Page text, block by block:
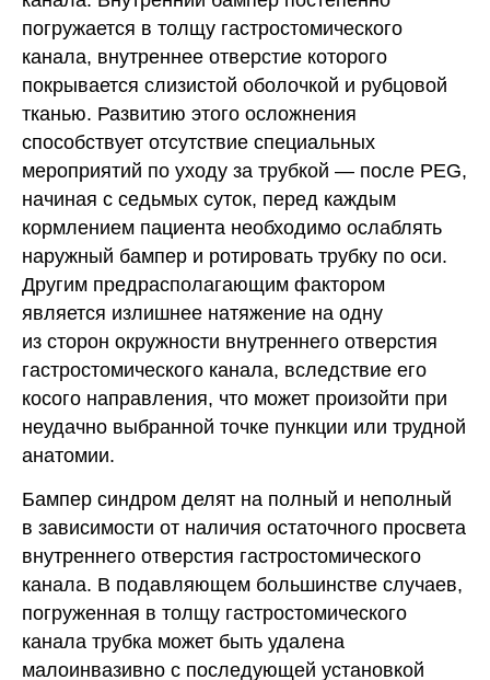
погружается в толщу гастростомического
канала, внутреннее отверстие которого
покрывается слизистой оболочкой и рубцовой
тканью. Развитию этого осложнения
способствует отсутствие специальных
мероприятий по уходу за трубкой — после PEG,
начиная с седьмых суток, перед каждым
кормлением пациента необходимо ослаблять
наружный бампер и ротировать трубку по оси.
Другим предрасполагающим фактором
является излишнее натяжение на одну
из сторон окружности внутреннего отверстия
гастростомического канала, вследствие его
косого направления, что может произойти при
неудачно выбранной точке пункции или трудной
анатомии.
Бампер синдром делят на полный и неполный
в зависимости от наличия остаточного просвета
внутреннего отверстия гастростомического
канала. В подавляющем большинстве случаев,
погруженная в толщу гастростомического
канала трубка может быть удалена
малоинвазивно с последующей установкой